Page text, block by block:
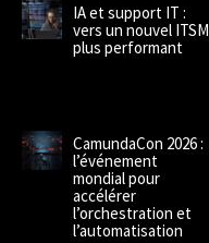
IA et support IT :
vers un nouvel ITSM
plus performant
CamundaCon 2026 :
l’événement
mondial pour
accélérer
l’orchestration et
l’automatisation